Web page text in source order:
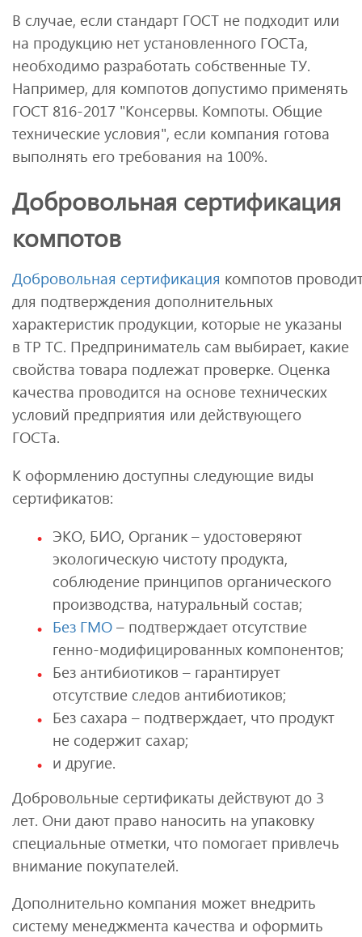
В случае, если стандарт ГОСТ не подходит или
на продукцию нет установленного ГОСТа,
необходимо разработать собственные ТУ.
Например, для компотов допустимо применять
ГОСТ 816-2017 "Консервы. Компоты. Общие
технические условия", если компания готова
выполнять его требования на 100%.
Добровольная сертификация
компотов
Добровольная сертификация компотов
для подтверждения дополнительных
характеристик продукции, которые не указаны
в ТР ТС. Предприниматель сам выбирает, какие
свойства товара подлежат проверке. Оценка
качества проводится на основе технических
условий предприятия или действующего
ГОСТа.
К оформлению доступны следующие виды
сертификатов:
ЭКО, БИО, Органик – удостоверяют
экологическую чистоту продукта,
соблюдение принципов органического
производства, натуральный состав;
Без ГМО – подтверждает отсутствие
генно-модифицированных компонентов;
Без антибиотиков – гарантирует
отсутствие следов антибиотиков;
Без сахара – подтверждает, что продукт
не содержит сахар;
и другие.
Добровольные сертификаты действуют до 3
лет. Они дают право наносить на упаковку
специальные отметки, что помогает привлечь
внимание покупателей.
Дополнительно компания может внедрить
систему менеджмента качества и оформить